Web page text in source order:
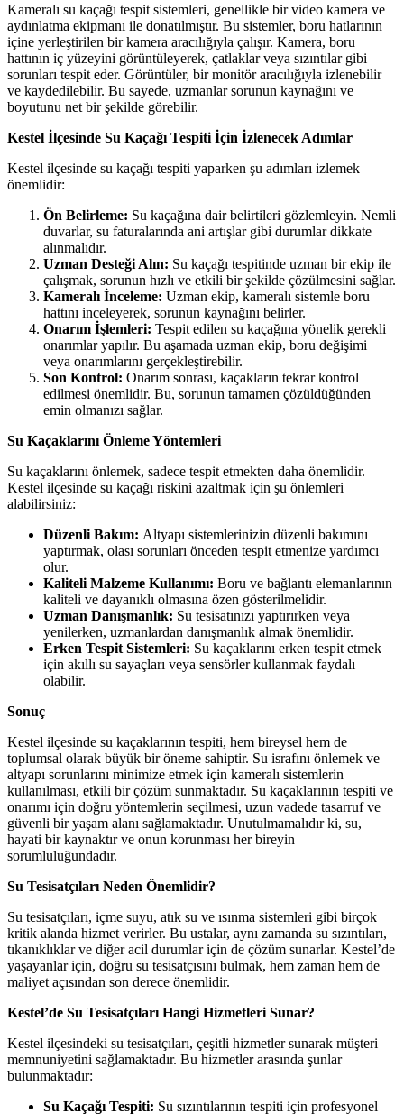
Kameralı su kaçağı tespit sistemleri, genellikle bir video kamera ve
aydınlatma ekipmanı ile donatılmıştır. Bu sistemler, boru hatlarının
içine yerleştirilen bir kamera aracılığıyla çalışır. Kamera, boru
hattının iç yüzeyini görüntüleyerek, çatlaklar veya sızıntılar gibi
sorunları tespit eder. Görüntüler, bir monitör aracılığıyla izlenebilir
ve kaydedilebilir. Bu sayede, uzmanlar sorunun kaynağını ve
boyutunu net bir şekilde görebilir.
Kestel İlçesinde Su Kaçağı Tespiti İçin İzlenecek Adımlar
Kestel ilçesinde su kaçağı tespiti yaparken şu adımları izlemek
önemlidir:
Ön Belirleme: Su kaçağına dair belirtileri gözlemleyin. Nemli
duvarlar, su faturalarında ani artışlar gibi durumlar dikkate
alınmalıdır.
Uzman Desteği Alın: Su kaçağı tespitinde uzman bir ekip ile
çalışmak, sorunun hızlı ve etkili bir şekilde çözülmesini sağlar.
Kameralı İnceleme: Uzman ekip, kameralı sistemle boru
hattını inceleyerek, sorunun kaynağını belirler.
Onarım İşlemleri: Tespit edilen su kaçağına yönelik gerekli
onarımlar yapılır. Bu aşamada uzman ekip, boru değişimi
veya onarımlarını gerçekleştirebilir.
Son Kontrol: Onarım sonrası, kaçakların tekrar kontrol
edilmesi önemlidir. Bu, sorunun tamamen çözüldüğünden
emin olmanızı sağlar.
Su Kaçaklarını Önleme Yöntemleri
Su kaçaklarını önlemek, sadece tespit etmekten daha önemlidir.
Kestel ilçesinde su kaçağı riskini azaltmak için şu önlemleri
alabilirsiniz:
Düzenli Bakım: Altyapı sistemlerinizin düzenli bakımını
yaptırmak, olası sorunları önceden tespit etmenize yardımcı
olur.
Kaliteli Malzeme Kullanımı: Boru ve bağlantı elemanlarının
kaliteli ve dayanıklı olmasına özen gösterilmelidir.
Uzman Danışmanlık: Su tesisatınızı yaptırırken veya
yenilerken, uzmanlardan danışmanlık almak önemlidir.
Erken Tespit Sistemleri: Su kaçaklarını erken tespit etmek
için akıllı su sayaçları veya sensörler kullanmak faydalı
olabilir.
Sonuç
Kestel ilçesinde su kaçaklarının tespiti, hem bireysel hem de
toplumsal olarak büyük bir öneme sahiptir. Su israfını önlemek ve
altyapı sorunlarını minimize etmek için kameralı sistemlerin
kullanılması, etkili bir çözüm sunmaktadır. Su kaçaklarının tespiti ve
onarımı için doğru yöntemlerin seçilmesi, uzun vadede tasarruf ve
güvenli bir yaşam alanı sağlamaktadır. Unutulmamalıdır ki, su,
hayati bir kaynaktır ve onun korunması her bireyin
sorumluluğundadır.
Su Tesisatçıları Neden Önemlidir?
Su tesisatçıları, içme suyu, atık su ve ısınma sistemleri gibi birçok
kritik alanda hizmet verirler. Bu ustalar, aynı zamanda su sızıntıları,
tıkanıklıklar ve diğer acil durumlar için de çözüm sunarlar. Kestel’de
yaşayanlar için, doğru su tesisatçısını bulmak, hem zaman hem de
maliyet açısından son derece önemlidir.
Kestel’de Su Tesisatçıları Hangi Hizmetleri Sunar?
Kestel ilçesindeki su tesisatçıları, çeşitli hizmetler sunarak müşteri
memnuniyetini sağlamaktadır. Bu hizmetler arasında şunlar
bulunmaktadır:
Su Kaçağı Tespiti: Su sızıntılarının tespiti için profesyonel